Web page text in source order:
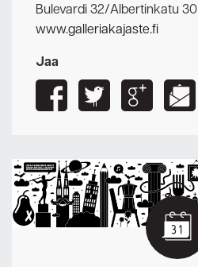
Bulevardi 32/Albertinkatu 30
www.galleriakajaste.fi
Jaa